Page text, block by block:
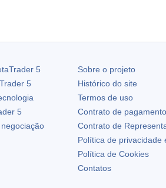
5
5
5
Sobre o projeto
Histórico do site
Termos de uso
Contrato de
Contrato de
Política de privacidade
Política de Cookies
Contatos